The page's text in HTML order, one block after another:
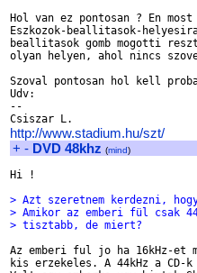
Hol van ez pontosan ? En most
Eszkozok-beallitasok-
beallitasok gomb mogotti
olyan helyen, ahol nincs
Szoval pontosan hol kell
Udv:
--
http://www.stadium.hu/szt/
+ - DVD 48khz (mind)
Hi !
> Azt szeretnem kerdezni,
> Amikor az emberi fül csak
> tisztabb, de miert?
Az emberi ful jo ha 16kHz-et
kis erzekeles. A 44kHz a